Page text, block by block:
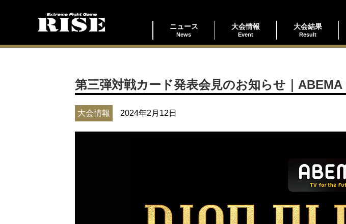
ニュース
News
大会情報
Event
大会結果
Result
第三弾対戦カード発表会見のお知らせ｜
大会情報 2024年2月12日